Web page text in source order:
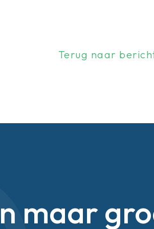
Terug naar
maar